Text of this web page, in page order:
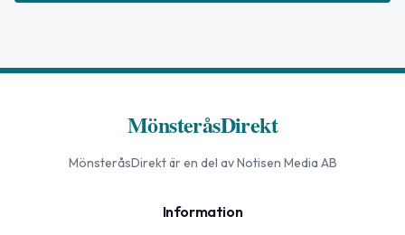
MönsteråsDirekt
MönsteråsDirektär en del av Notisen Media AB
Information